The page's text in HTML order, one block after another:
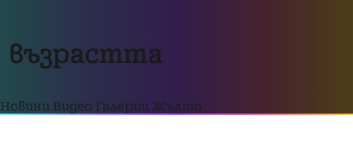
възрастта
Новини Видео Галерии Жълто